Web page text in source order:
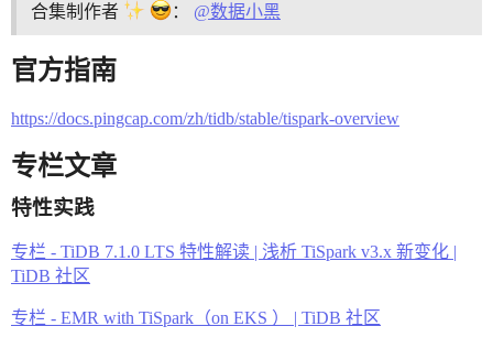
合集制作者 ： @数据小黑
官方指南
https://docs.pingcap.com/zh/tidb/stable/tispark-overview
专栏文章
特性实践
专栏 - TiDB 7.1.0 LTS 特性解读 | 浅析 TiSpark v3.x 新变化 |
TiDB 社区
专栏 - EMR with TiSpark（on EKS ） | TiDB 社区